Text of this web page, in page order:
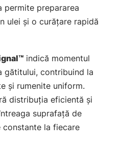
permite prepararea
ulei și o curățare rapidă
indică momentul
gătitului, contribuind la
și rumenite uniform.
distribuția eficientă și
suprafață de
la fiecare